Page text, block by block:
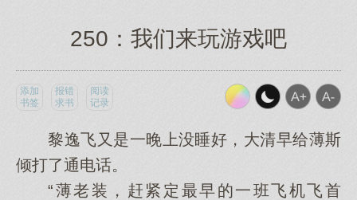
250：我们来玩游戏吧
添加
书签
报错
求书
阅读
记录
黎逸飞又是一晚上没睡好，大清早给薄斯
倾打了通电话。
“薄老装，赶紧定最早的一班飞机飞首